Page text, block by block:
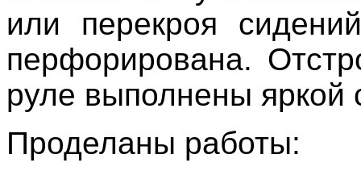
или перекроя
перфорирована.
руле выполнены яркой
Проделаны работы: